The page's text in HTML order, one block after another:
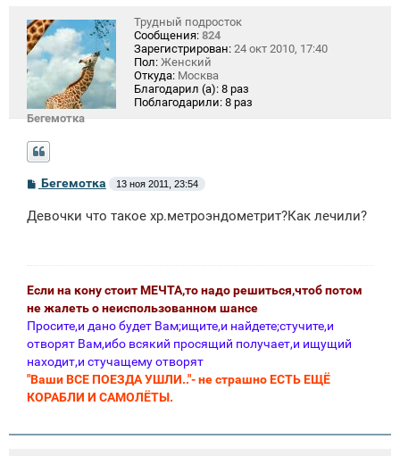
Бегемотка
Трудный подросток
Сообщения: 824
Зарегистрирован: 24 окт 2010, 17:40
Пол: Женский
Откуда: Москва
Благодарил (а): 8 раз
Поблагодарили: 8 раз
С
б
Бегемотка 13 ноя 2011, 23:54
Девочки что такое хр.метроэндометрит?Как лечили?
Если на кону стоит МЕЧТА,то надо решиться,чтоб потом
не жалеть о неиспользованном шансе
Просите,и дано будет Вам;ищите,и найдете;стучите,и
отворят Вам,ибо всякий просящий получает,и ищущий
находит,и стучащему отворят
"Ваши ВСЕ ПОЕЗДА УШЛИ.."- не страшно ЕСТЬ ЕЩЁ
КОРАБЛИ И САМОЛЁТЫ.